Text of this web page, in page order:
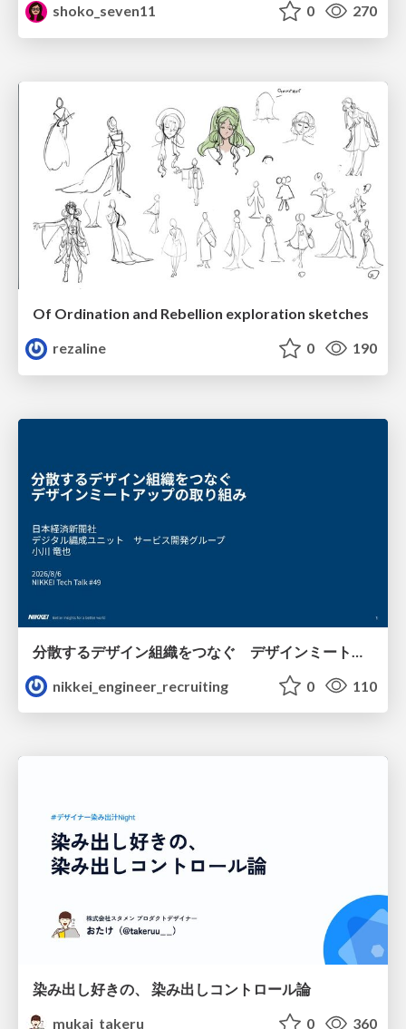
shoko_seven11
0 270
Of Ordination and Rebellion exploration sketches
rezaline
0 190
nikkei_engineer_recruiting
0 110
染み出し好きの、 染み出しコントロール論
mukai_takeru
0 360